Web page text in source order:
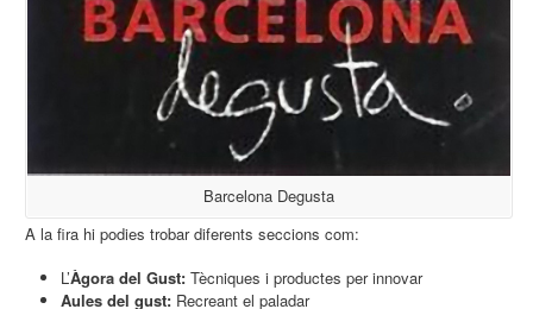
Barcelona Degusta
A la fira hi podies trobar diferents seccions com:
L’Àgora del Gust: Tècniques i productes per innovar
Aules del gust: Recreant el paladar